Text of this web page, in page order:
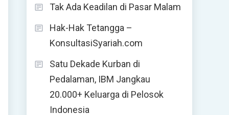
Tak Ada Keadilan di Pasar Malam
Hak-Hak Tetangga –
KonsultasiSyariah.com
Satu Dekade Kurban di
Pedalaman, IBM Jangkau
20.000+ Keluarga di Pelosok
Indonesia